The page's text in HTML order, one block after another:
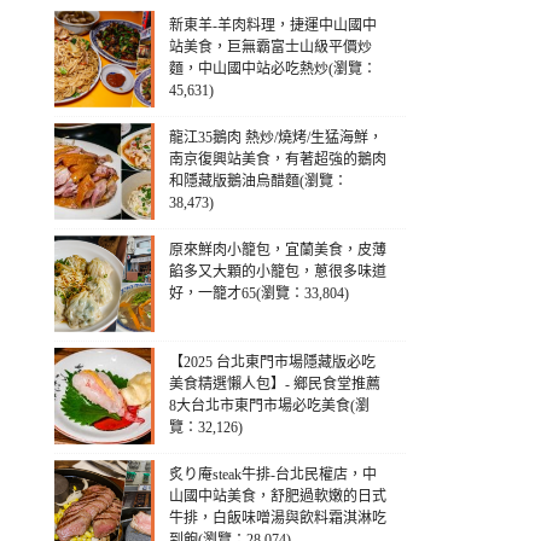
新東羊-羊肉料理，捷運中山國中
站美食，巨無霸富士山級平價炒
麵，中山國中站必吃熱炒(瀏覽：
45,631)
龍江35鵝肉 熱炒/燒烤/生猛海鮮，
南京復興站美食，有著超強的鵝肉
和隱藏版鵝油烏醋麵(瀏覽：
38,473)
原來鮮肉小籠包，宜蘭美食，皮薄
餡多又大顆的小籠包，蔥很多味道
好，一籠才65(瀏覽：33,804)
【2025 台北東門市場隱藏版必吃
美食精選懶人包】- 鄉民食堂推薦
8大台北市東門市場必吃美食(瀏
覽：32,126)
炙り庵steak牛排-台北民權店，中
山國中站美食，舒肥過軟嫩的日式
牛排，白飯味噌湯與飲料霜淇淋吃